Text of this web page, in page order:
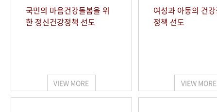
국민의 마음건강돌봄을 위
한 정신건강정책 선도
VIEW MORE
여성과 아동의 건
정책 선도
VIEW MORE